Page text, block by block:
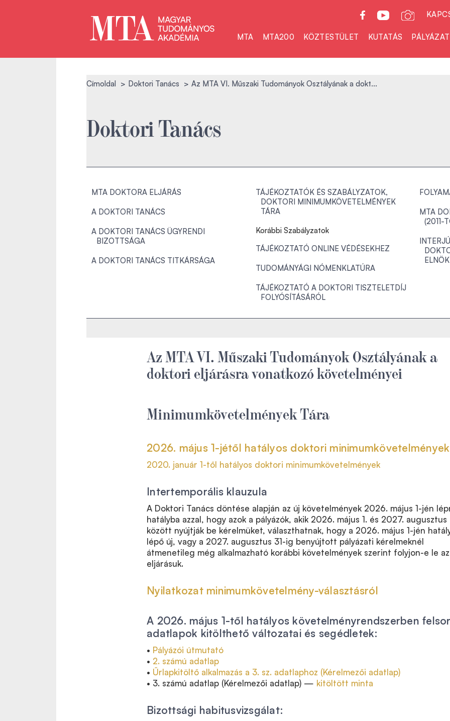
MTA MTA200 KÖZTESTÜLET KUTATÁS
Címoldal Doktori Tanács Az MTA VI. Műszaki Tudományok Osztályának a dokt...
Doktori Tanács
MTA DOKTORA ELJÁRÁS
A DOKTORI TANÁCS
A DOKTORI TANÁCS ÜGYRENDI
BIZOTTSÁGA
A DOKTORI TANÁCS TITKÁRSÁGA
TÁJÉKOZTATÓK ÉS SZABÁLYZATOK,
DOKTORI MINIMUMKÖVETELMÉNYEK
TÁRA
Korábbi Szabályzatok
TÁJÉKOZTATÓ ONLINE VÉDÉSEKHEZ
TUDOMÁNYÁGI NÓMENKLATÚRA
TÁJÉKOZTATÓ A DOKTORI TISZTELETDÍJ
FOLYÓSÍTÁSÁRÓL
MTA
(2011-
Az MTA VI. Műszaki Tudományok Osztályának a
doktori eljárásra vonatkozó követelményei
Minimumkövetelmények Tára
2026. május 1-jétől hatályos doktori minimumkövetelmények
2020. január 1-től hatályos doktori minimumkövetelmények
Intertemporális klauzula
A Doktori Tanács döntése alapján az új követelmények 2026. május 1-jén
hatályba azzal, hogy azok a pályázók, akik 2026. május 1. és 2027. augusztus
között nyújtják be kérelmüket, választhatnak, hogy a 2026. május 1-jén
lépő új, vagy a 2027. augusztus 31-ig benyújtott pályázati kérelmeknél
átmenetileg még alkalmazható korábbi követelmények szerint folyjon-e le az
eljárásuk.
Nyilatkozat minimumkövetelmény-választásról
A 2026. május 1-től hatályos követelményrendszerben
adatlapok kitölthető változatai és segédletek:
• Pályázói útmutató
• 2. számú adatlap
• Űrlapkitöltő alkalmazás a 3. sz. adatlaphoz (Kérelmezői adatlap)
• 3. számú adatlap (Kérelmezői adatlap) — kitöltött minta
Bizottsági habitusvizsgálat: